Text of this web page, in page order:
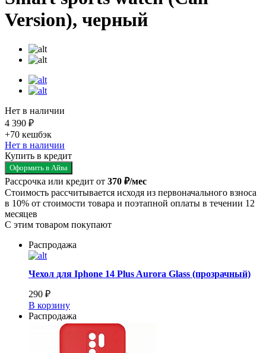
Version), черный
Нет в наличии
4 390 ₽
+70 кешбэк
Нет в наличии
Купить в кредит
Оформить в Айва
Рассрочка или кредит от 370 ₽/мес
Стоимость рассчитывается исходя из первоначального взноса
в 10% от стоимости товара и поэтапной оплаты в течении 12
месяцев
С этим товаром покупают
Распродажа
Чехол для Iphone 14 Plus Aurora Glass (прозрачный)
290 ₽
В корзину
Распродажа